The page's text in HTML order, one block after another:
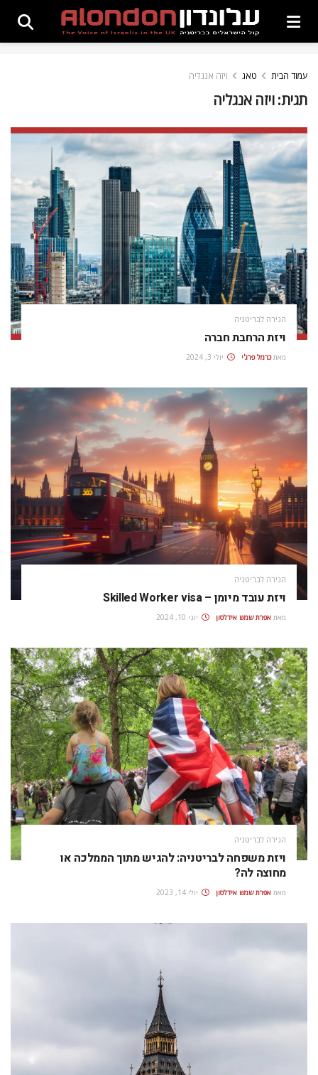
עמוד הבית טאג ויזה אנגליה
תגית:ויזה אנגליה
הגירה לבריטניה
ויזת הרחבת חברה
מאת כרמל פרג'י יולי 3, 2024
הגירה לבריטניה
ויזת עובד מיומן – Skilled Worker visa
מאת אפרת‭ ‬שמש‭ ‬אידלסון יוני 10, 2024
הגירה לבריטניה
ויזת משפחה לבריטניה: להגיש מתוך הממלכה או
מחוצה לה?
מאת אפרת‭ ‬שמש‭ ‬אידלסון יולי 14, 2023